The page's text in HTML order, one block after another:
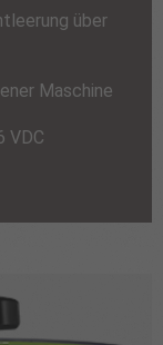
über
Maschine
VDC